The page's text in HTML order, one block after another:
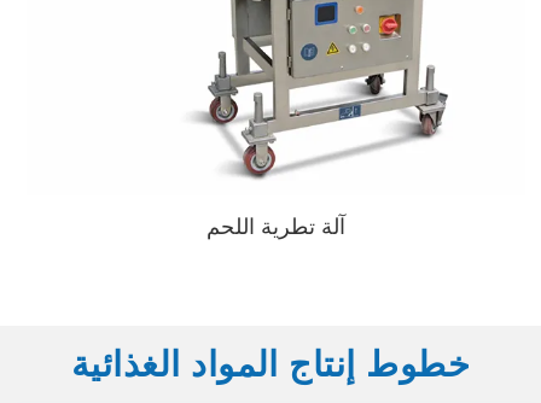
آلة تطرية اللحم
خطوط إنتاج المواد الغذائية